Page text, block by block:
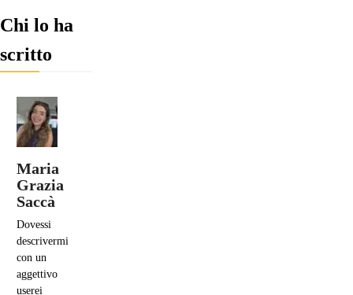
Chi lo ha
scritto
Maria
Grazia
Saccà
Dovessi
descrivermi
con un
aggettivo
userei